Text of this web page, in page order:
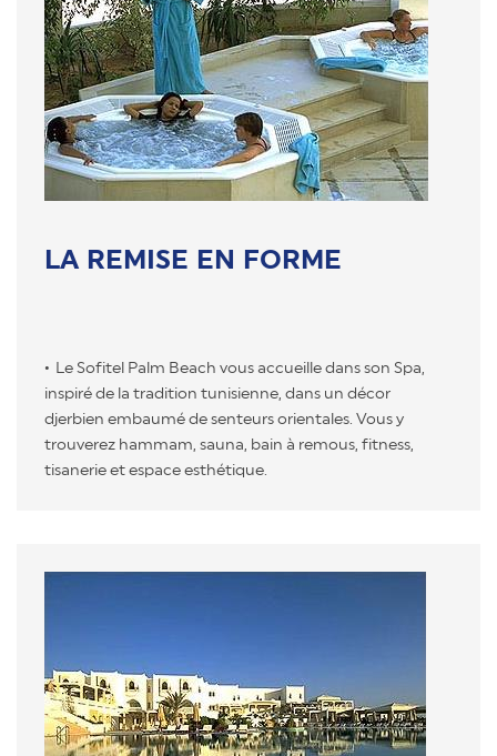
LA REMISE EN FORME
Le Sofitel Palm Beach vous accueille dans son Spa,
inspiré de la tradition tunisienne, dans un décor
djerbien embaumé de senteurs orientales. Vous y
trouverez hammam, sauna, bain à remous, fitness,
tisanerie et espace esthétique.